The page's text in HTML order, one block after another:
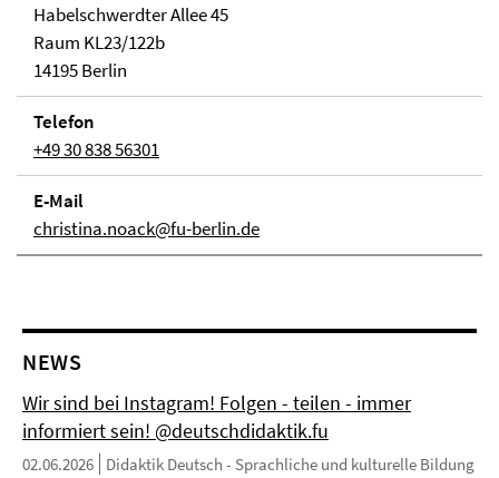
Habelschwerdter Allee 45
Raum KL23/122b
14195 Berlin
Telefon
+49 30 838 56301
E-Mail
christina.noack@fu-berlin.de
NEWS
Wir sind bei Instagram! Folgen - teilen - immer
informiert sein! @deutschdidaktik.fu
02.06.2026 Didaktik Deutsch - Sprachliche und kulturelle Bildung